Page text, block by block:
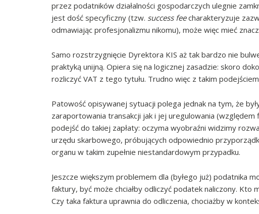
przez podatników działalności gospodarczych ulegnie
jest dość specyficzny (tzw. success feecharakteryzuje
odmawiając profesjonalizmu nikomu), może więc mieć
Samo rozstrzygnięcie Dyrektora KIS aż tak bardzo nie
praktyką unijną. Opiera się na logicznej zasadzie: skoro
rozliczyć VAT z tego tytułu. Trudno więc z takim
Patowość opisywanej sytuacji polega jednak na tym, że
zaraportowania transakcji jak i jej uregulowania
podejść do takiej zapłaty: oczyma wyobraźni widzimy
urzędu skarbowego, próbujących odpowiednio
organu w takim zupełnie niestandardowym przypadku.
Jeszcze większym problemem dla (byłego już) podatnika
faktury, być może chciałby odliczyć podatek naliczony. Kto
Czy taka faktura uprawnia do odliczenia, chociażby w